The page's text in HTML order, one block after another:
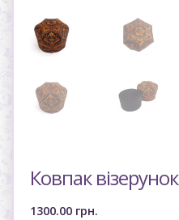
Ковпак візерунок
1300.00 грн.